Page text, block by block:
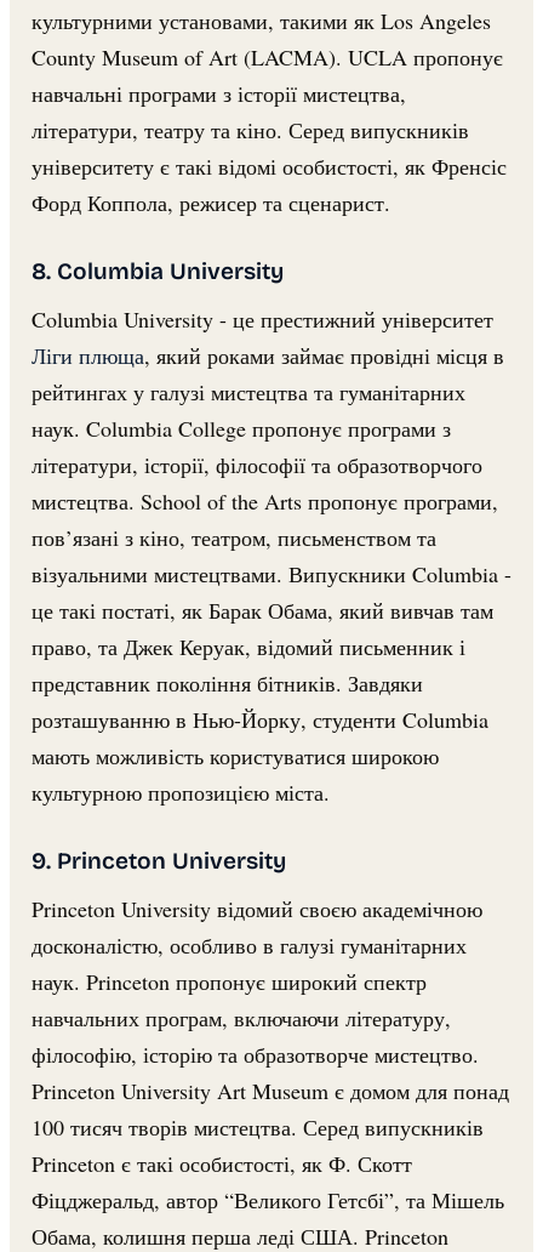
культурними установами, такими як Los Angeles
County Museum of Art (LACMA). UCLA пропонує
навчальні програми з історії мистецтва,
літератури, театру та кіно. Серед випускників
університету є такі відомі особистості, як Френсіс
Форд Коппола, режисер та сценарист.
8. Columbia University
Columbia University - це престижний університет
Ліги плюща, який роками займає провідні місця в
рейтингах у галузі мистецтва та гуманітарних
наук. Columbia College пропонує програми з
літератури, історії, філософії та образотворчого
мистецтва. School of the Arts пропонує програми,
пов’язані з кіно, театром, письменством та
візуальними мистецтвами. Випускники Columbia -
це такі постаті, як Барак Обама, який вивчав там
право, та Джек Керуак, відомий письменник і
представник покоління бітників. Завдяки
розташуванню в Нью-Йорку, студенти Columbia
мають можливість користуватися широкою
культурною пропозицією міста.
9. Princeton University
Princeton University відомий своєю академічною
досконалістю, особливо в галузі гуманітарних
наук. Princeton пропонує широкий спектр
навчальних програм, включаючи літературу,
філософію, історію та образотворче мистецтво.
Princeton University Art Museum є домом для понад
100 тисяч творів мистецтва. Серед випускників
Princeton є такі особистості, як Ф. Скотт
Фіцджеральд, автор “Великого Гетсбі”, та Мішель
Обама, колишня перша леді США. Princeton